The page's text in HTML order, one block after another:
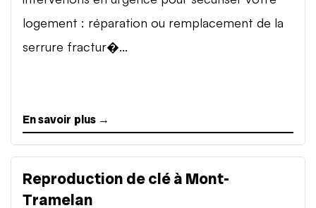
logement : réparation ou remplacement de la
serrure fractur�...
En savoir plus →
Reproduction de clé à Mont-
Tramelan